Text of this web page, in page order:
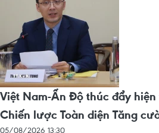
Việt Nam-Ấn Độ thúc đẩy
Chiến lược Toàn diện Tăng
05/08/2026 13:30